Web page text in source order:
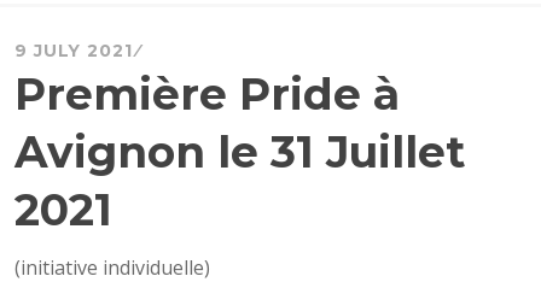
9 JULY 2021
Première Pride à
Avignon le 31 Juillet
2021
(initiative individuelle)